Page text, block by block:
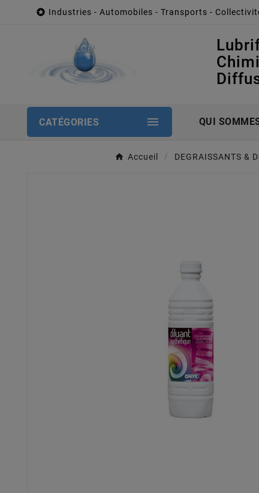
 Industries - Automobiles - Transports -
CATÉGORIES  QUI
Accueil DEGRAISSANTS &